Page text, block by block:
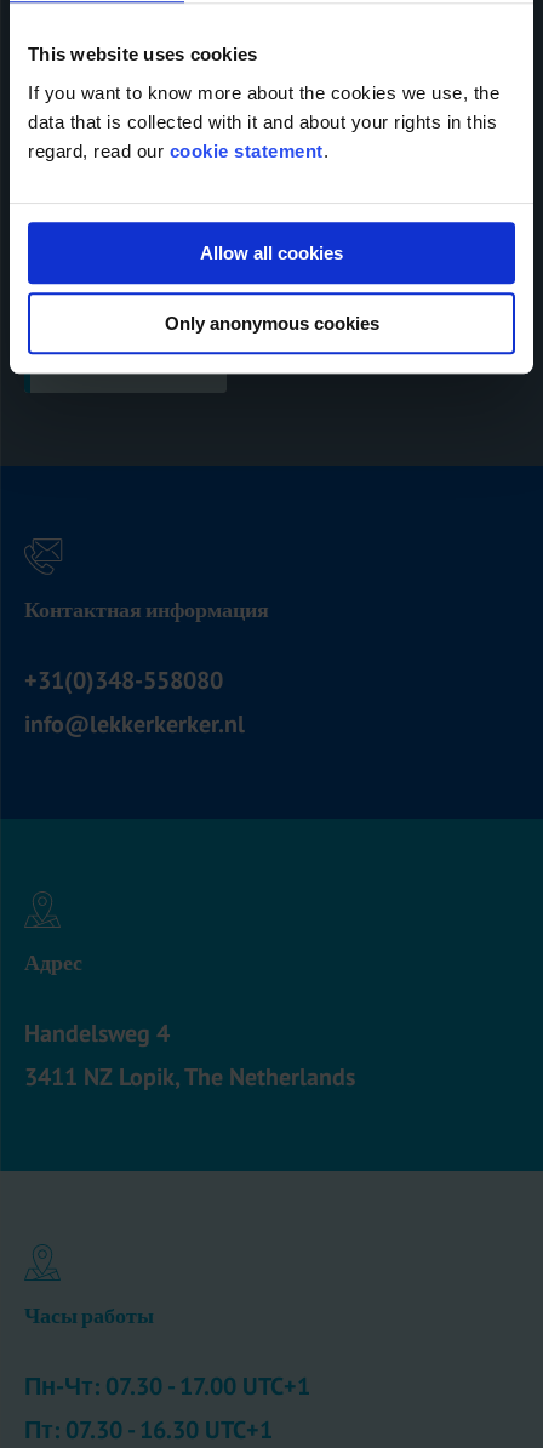
This website uses cookies
If you want to know more about the cookies we use, the
data that is collected with it and about your rights in this
regard, read our cookie statement.
Allow all cookies
Only anonymous cookies
Номер телефона*
Сообщение
Отправлять
Контактная информация
+31(0)348-558080
info@lekkerkerker.nl
Адрес
Handelsweg 4
3411 NZ Lopik, The Netherlands
Часы работы
Пн-Чт: 07.30 - 17.00 UTC+1
Пт: 07.30 - 16.30 UTC+1